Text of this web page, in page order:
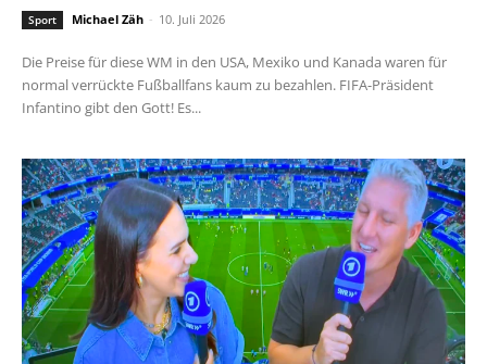
Sport Michael Zäh - 10. Juli 2026
Die Preise für diese WM in den USA, Mexiko und Kanada waren für
normal verrückte Fußballfans kaum zu bezahlen. FIFA-Präsident
Infantino gibt den Gott! Es...